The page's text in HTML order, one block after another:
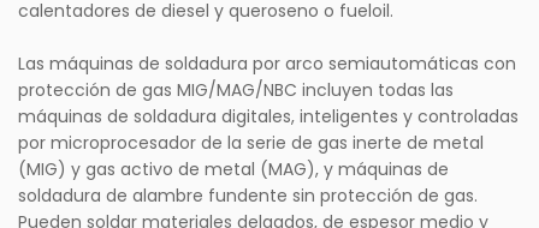
calentadores de diesel y queroseno o fueloil.
Las máquinas de soldadura por arco semiautomáticas con
protección de gas MIG/MAG/NBC incluyen todas las
máquinas de soldadura digitales, inteligentes y controladas
por microprocesador de la serie de gas inerte de metal
(MIG) y gas activo de metal (MAG), y máquinas de
soldadura de alambre fundente sin protección de gas.
Pueden soldar materiales delgados, de espesor medio y